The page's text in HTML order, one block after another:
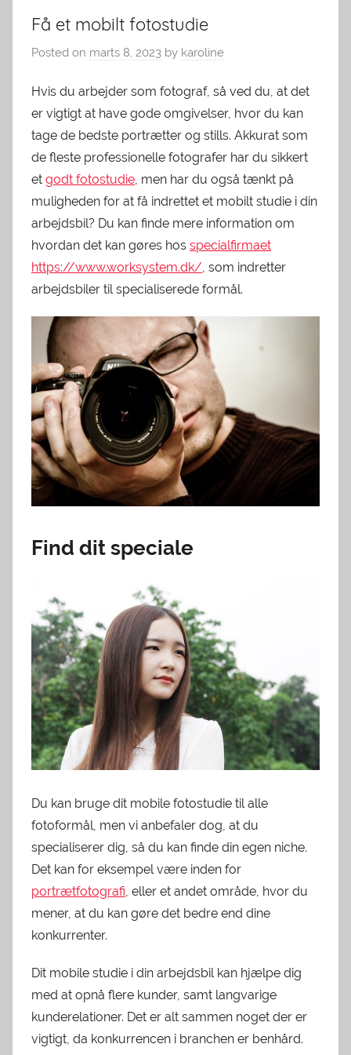
Få et mobilt fotostudie
Posted on marts 8, 2023 by karoline
Hvis du arbejder som fotograf, så ved du, at det
er vigtigt at have gode omgivelser, hvor du kan
tage de bedste portrætter og stills. Akkurat som
de fleste professionelle fotografer har du sikkert
et godt fotostudie, men har du også tænkt på
muligheden for at få indrettet et mobilt studie i din
arbejdsbil? Du kan finde mere information om
hvordan det kan gøres hos specialfirmaet
https://www.worksystem.dk/, som indretter
arbejdsbiler til specialiserede formål.
Find dit speciale
Du kan bruge dit mobile fotostudie til alle
fotoformål, men vi anbefaler dog, at du
specialiserer dig, så du kan finde din egen niche.
Det kan for eksempel være inden for
portrætfotografi , eller et andet område, hvor du
mener, at du kan gøre det bedre end dine
konkurrenter.
Dit mobile studie i din arbejdsbil kan hjælpe dig
med at opnå flere kunder, samt langvarige
kunderelationer. Det er alt sammen noget der er
vigtigt, da konkurrencen i branchen er benhård.